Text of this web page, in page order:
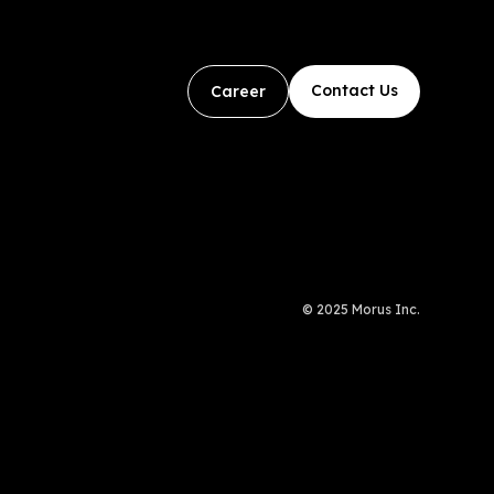
Career Contact Us
© 2025 Morus Inc.